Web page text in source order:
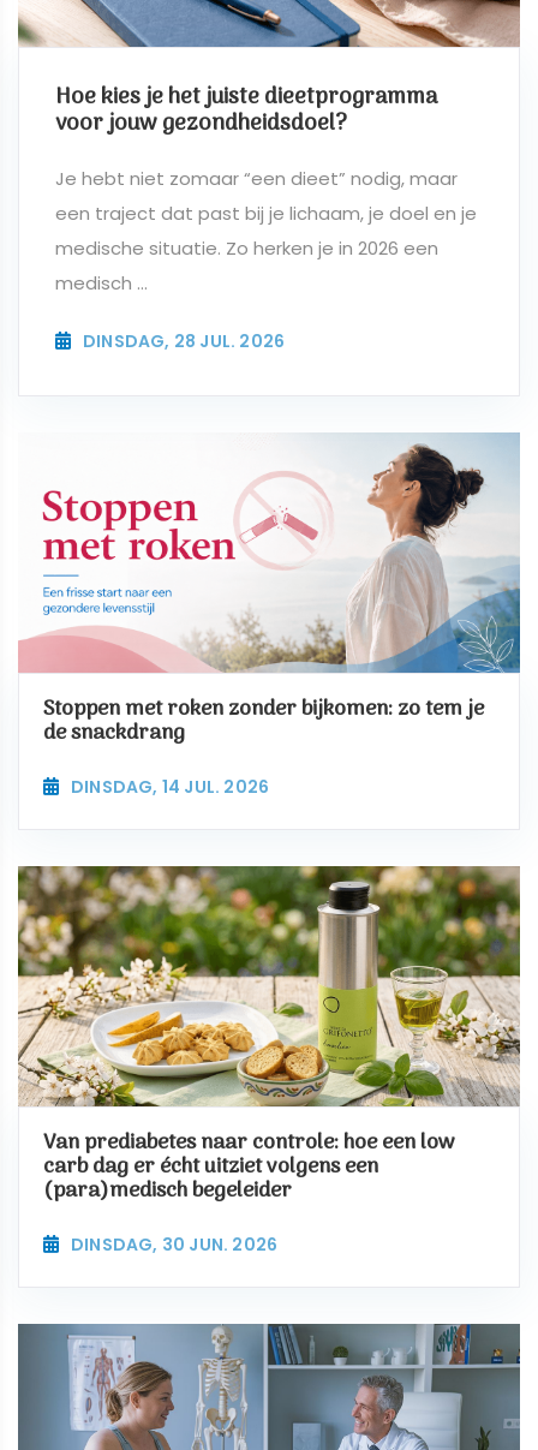
Hoe kies je het juiste dieetprogramma
voor jouw gezondheidsdoel?
Je hebt niet zomaar “een dieet” nodig, maar
een traject dat past bij je lichaam, je doel en je
medische situatie. Zo herken je in 2026 een
medisch ...
DINSDAG, 28 JUL. 2026
Stoppen met roken zonder bijkomen: zo tem je
de snackdrang
DINSDAG, 14 JUL. 2026
Van prediabetes naar controle: hoe een low
carb dag er écht uitziet volgens een
(para)medisch begeleider
DINSDAG, 30 JUN. 2026